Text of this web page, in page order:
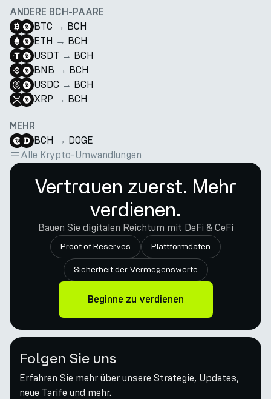
ANDERE BCH-PAARE
BTC → BCH
ETH → BCH
USDT → BCH
BNB → BCH
USDC → BCH
XRP → BCH
MEHR
BCH → DOGE
Alle Krypto-Umwandlungen
Vertrauen zuerst. Mehr
verdienen.
Bauen Sie digitalen Reichtum mit DeFi & CeFi
Proof of Reserves Plattformdaten
Sicherheit der Vermögenswerte
Beginne zu verdienen
Folgen Sie uns
Erfahren Sie mehr über unsere Strategie, Updates,
neue Tarife und mehr.